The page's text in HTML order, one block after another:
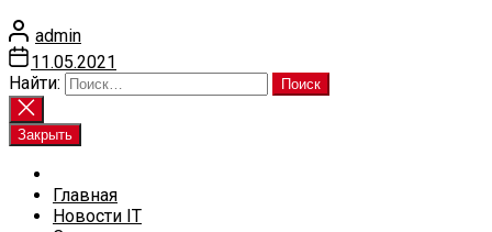
admin
11.05.2021
Найти:
Закрыть
Главная
Новости IT